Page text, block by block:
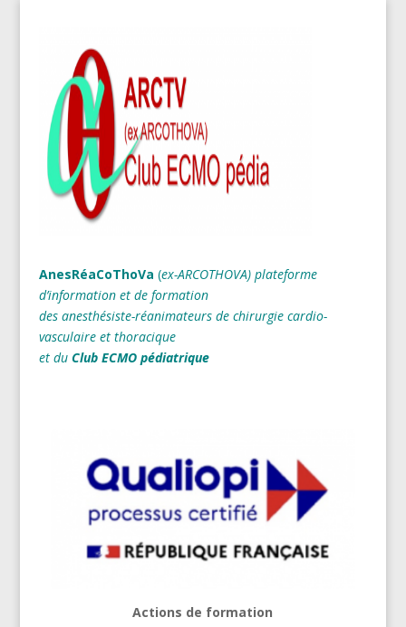
AnesRéaCoThoVa (ex-ARCOTHOVA) plateforme
d’information et de formation
des anesthésiste-réanimateurs de chirurgie cardio-
vasculaire et thoracique
et du Club ECMO pédiatrique
Actions de formation